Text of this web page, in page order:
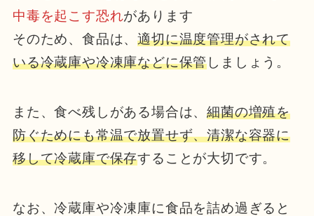
中毒を起こす恐れがあります
そのため、食品は、適切に温度管理がされて
いる冷蔵庫や冷凍庫などに保管しましょう。
また、食べ残しがある場合は、細菌の増殖を
防ぐためにも常温で放置せず、清潔な容器に
移して冷蔵庫で保存することが大切です。
なお、冷蔵庫や冷凍庫に食品を詰め過ぎると